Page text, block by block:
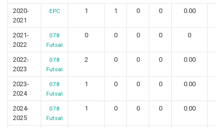
2020-
2021
EPC 1 1 0 0 0.00
2021-
2022
078
Futsal
0 0 0 0 0
2022-
2023
078
Futsal
2 0 0 0 0.00
2023-
2024
078
Futsal
1 0 0 0 0.00
2024-
2025
078
Futsal
1 0 0 0 0.00